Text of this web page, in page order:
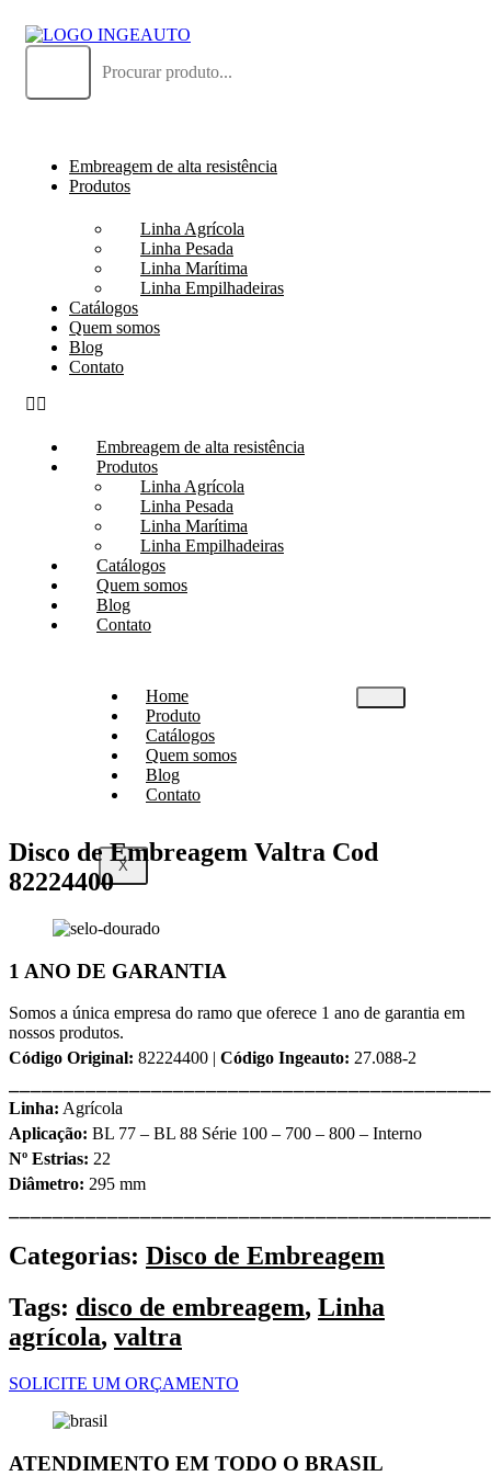
Embreagem de alta resistência
Produtos
Linha Agrícola
Linha Pesada
Linha Marítima
Linha Empilhadeiras
Catálogos
Quem somos
Blog
Contato
Embreagem de alta resistência
Produtos
Linha Agrícola
Linha Pesada
Linha Marítima
Linha Empilhadeiras
Catálogos
Quem somos
Blog
Contato
Home
Produto
Catálogos
Quem somos
Blog
Contato
X
Disco de Embreagem Valtra Cod
82224400
1 ANO DE GARANTIA
Somos a única empresa do ramo que oferece 1 ano de garantia em
nossos produtos.
Código Original: 82224400 | Código Ingeauto: 27.088-2
Linha: Agrícola
Aplicação: BL 77 – BL 88 Série 100 – 700 – 800 – Interno
Nº Estrias: 22
Diâmetro: 295 mm
Categorias: Disco de Embreagem
Tags: disco de embreagem, Linha
agrícola, valtra
SOLICITE UM ORÇAMENTO
ATENDIMENTO EM TODO O BRASIL